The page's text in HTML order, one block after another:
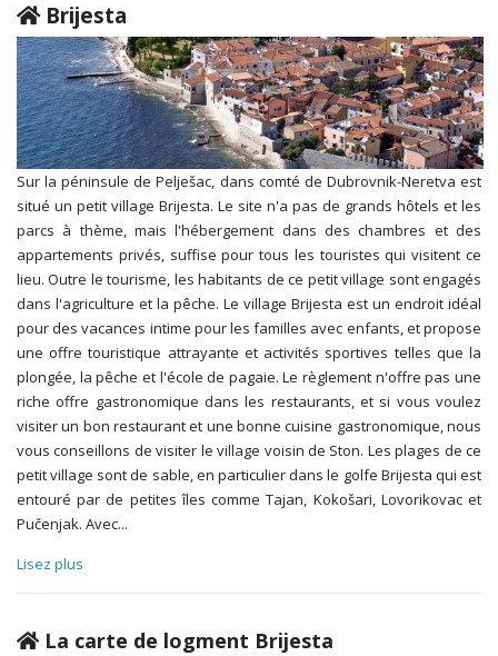
Brijesta
Sur la péninsule de Pelješac, dans comté de Dubrovnik-Neretva est
situé un petit village Brijesta. Le site n'a pas de grands hôtels et les
parcs à thème, mais l'hébergement dans des chambres et des
appartements privés, suffise pour tous les touristes qui visitent ce
lieu. Outre le tourisme, les habitants de ce petit village sont engagés
dans l'agriculture et la pêche. Le village Brijesta est un endroit idéal
pour des vacances intime pour les familles avec enfants, et propose
une offre touristique attrayante et activités sportives telles que la
plongée, la pêche et l'école de pagaie. Le règlement n'offre pas une
riche offre gastronomique dans les restaurants, et si vous voulez
visiter un bon restaurant et une bonne cuisine gastronomique, nous
vous conseillons de visiter le village voisin de Ston. Les plages de ce
petit village sont de sable, en particulier dans le golfe Brijesta qui est
entouré par de petites îles comme Tajan, Kokošari, Lovorikovac et
Pučenjak. Avec...
Lisez plus
La carte de logment Brijesta